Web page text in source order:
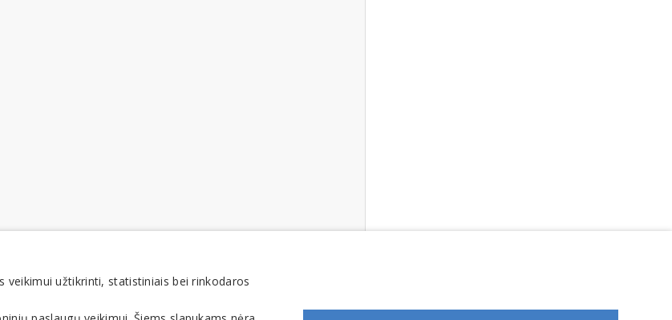
veikimui užtikrinti, statistiniais bei rinkodaros